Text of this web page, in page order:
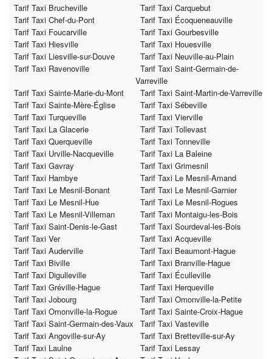
Tarif Taxi Brucheville
Tarif Taxi Carquebut
Tarif Taxi Chef-du-Pont
Tarif Taxi Écoqueneauville
Tarif Taxi Foucarville
Tarif Taxi Gourbesville
Tarif Taxi Hiesville
Tarif Taxi Houesville
Tarif Taxi Liesville-sur-Douve
Tarif Taxi Neuville-au-Plain
Tarif Taxi Ravenoville
Tarif Taxi Saint-Germain-de-
Varreville
Tarif Taxi Sainte-Marie-du-Mont
Tarif Taxi Saint-Martin-de-Varreville
Tarif Taxi Sainte-Mère-Église
Tarif Taxi Sébeville
Tarif Taxi Turqueville
Tarif Taxi Vierville
Tarif Taxi La Glacerie
Tarif Taxi Tollevast
Tarif Taxi Querqueville
Tarif Taxi Tonneville
Tarif Taxi Urville-Nacqueville
Tarif Taxi La Baleine
Tarif Taxi Gavray
Tarif Taxi Grimesnil
Tarif Taxi Hambye
Tarif Taxi Le Mesnil-Amand
Tarif Taxi Le Mesnil-Bonant
Tarif Taxi Le Mesnil-Garnier
Tarif Taxi Le Mesnil-Hue
Tarif Taxi Le Mesnil-Rogues
Tarif Taxi Le Mesnil-Villeman
Tarif Taxi Montaigu-les-Bois
Tarif Taxi Saint-Denis-le-Gast
Tarif Taxi Sourdeval-les-Bois
Tarif Taxi Ver
Tarif Taxi Acqueville
Tarif Taxi Auderville
Tarif Taxi Beaumont-Hague
Tarif Taxi Biville
Tarif Taxi Branville-Hague
Tarif Taxi Digulleville
Tarif Taxi Éculleville
Tarif Taxi Gréville-Hague
Tarif Taxi Herqueville
Tarif Taxi Jobourg
Tarif Taxi Omonville-la-Petite
Tarif Taxi Omonville-la-Rogue
Tarif Taxi Sainte-Croix-Hague
Tarif Taxi Saint-Germain-des-Vaux
Tarif Taxi Vasteville
Tarif Taxi Angoville-sur-Ay
Tarif Taxi Bretteville-sur-Ay
Tarif Taxi Laulne
Tarif Taxi Lessay